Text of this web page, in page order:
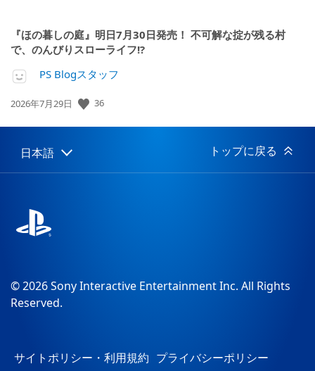
『ほの暮しの庭』明日7月30日発売！ 不可解な掟が残る村
で、のんびりスローライフ!?
PS Blogスタッフ
公
日:
2026年7月29日 36
Select
Current
日本語 トップに戻る
© 2026 Sony Interactive Entertainment Inc. All Rights
Reserved.
サイトポリシー・利用規約 プライバシーポリシー